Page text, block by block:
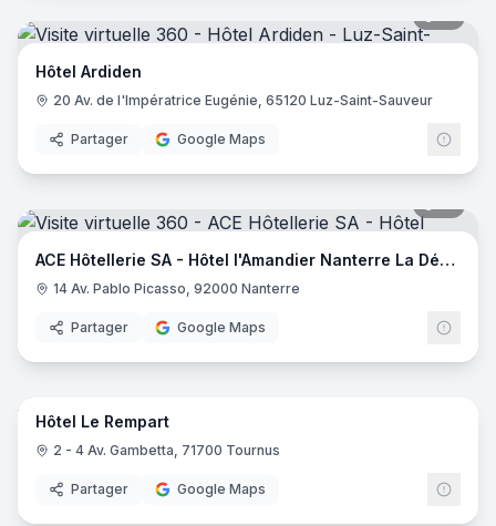
Hôtel Ardiden
20 Av. de l'Impératrice Eugénie, 65120 Luz-Saint-Sauveur
Partager Google Maps
ACE Hôtellerie SA - Hôtel l'Amandier Nanterre La Défense
14 Av. Pablo Picasso, 92000 Nanterre
Partager Google Maps
42
Hôtel Le Rempart
2 - 4 Av. Gambetta, 71700 Tournus
Partager Google Maps